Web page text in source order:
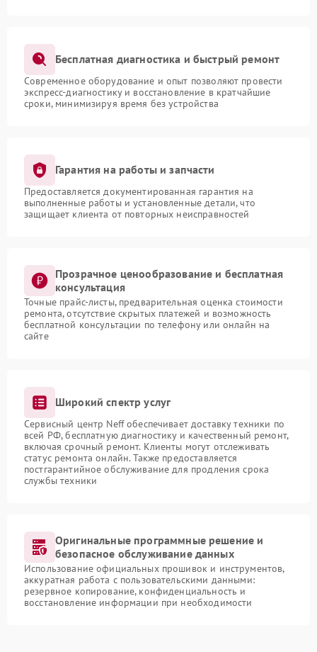
Бесплатная диагностика и быстрый ремонт
Современное оборудование и опыт позволяют провести
экспресс-диагностику и восстановление в кратчайшие
сроки, минимизируя время без устройства
Гарантия на работы и запчасти
Предоставляется документированная гарантия на
выполненные работы и установленные детали, что
защищает клиента от повторных неисправностей
Прозрачное ценообразование и бесплатная
консультация
Точные прайс-листы, предварительная оценка стоимости
ремонта, отсутствие скрытых платежей и возможность
бесплатной консультации по телефону или онлайн на
сайте
Широкий спектр услуг
Сервисный центр Neff обеспечивает доставку техники по
всей РФ, бесплатную диагностику и качественный ремонт,
включая срочный ремонт. Клиенты могут отслеживать
статус ремонта онлайн. Также предоставляется
постгарантийное обслуживание для продления срока
службы техники
Оригинальные программные решение и
безопасное обслуживание данных
Использование официальных прошивок и инструментов,
аккуратная работа с пользовательскими данными:
резервное копирование, конфиденциальность и
восстановление информации при необходимости